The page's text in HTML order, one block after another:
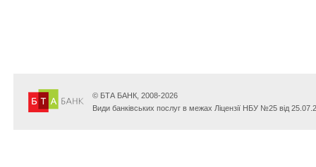
© БТА БАНК, 2008-2026
Види банківських послуг в межах Ліцензії НБУ №25 від